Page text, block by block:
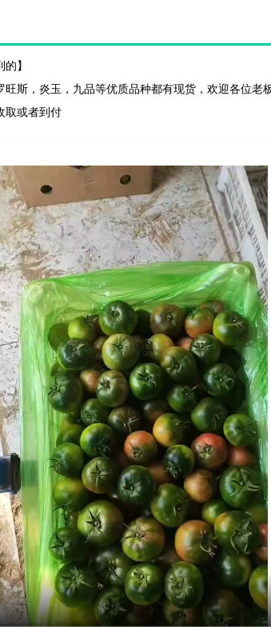
】
斯，炎玉，九品等优质品种都有现货，欢迎各位老
取或者到付